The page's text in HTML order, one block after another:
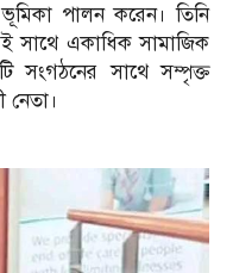
ভূমিকা পালন করেন। তিনি
সাথে একাধিক সামাজিক
সংগঠনের সাথে সম্পৃক্ত
নেতা।